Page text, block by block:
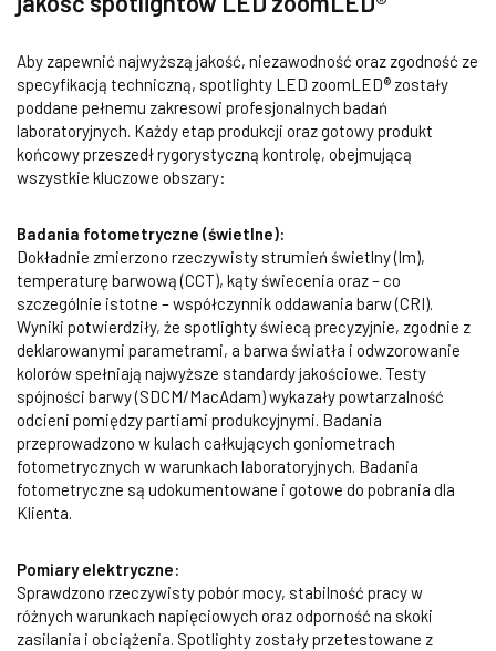
Aby zapewnić najwyższą jakość, niezawodność oraz zgodność ze
specyfikacją techniczną, spotlighty LED zoomLED® zostały
poddane pełnemu zakresowi profesjonalnych badań
laboratoryjnych. Każdy etap produkcji oraz gotowy produkt
końcowy przeszedł rygorystyczną kontrolę, obejmującą
wszystkie kluczowe obszary:
Badania fotometryczne (świetlne):
Dokładnie zmierzono rzeczywisty strumień świetlny (lm),
temperaturę barwową (CCT), kąty świecenia oraz – co
szczególnie istotne – współczynnik oddawania barw (CRI).
Wyniki potwierdziły, że spotlighty świecą precyzyjnie, zgodnie z
deklarowanymi parametrami, a barwa światła i odwzorowanie
kolorów spełniają najwyższe standardy jakościowe. Testy
spójności barwy (SDCM/MacAdam) wykazały powtarzalność
odcieni pomiędzy partiami produkcyjnymi. Badania
przeprowadzono w kulach całkujących goniometrach
fotometrycznych w warunkach laboratoryjnych. Badania
fotometryczne są udokumentowane i gotowe do pobrania dla
Klienta.
Pomiary elektryczne:
Sprawdzono rzeczywisty pobór mocy, stabilność pracy w
różnych warunkach napięciowych oraz odporność na skoki
zasilania i obciążenia. Spotlighty zostały przetestowane z